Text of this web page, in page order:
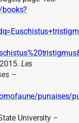
Les
–
punaises/
University –